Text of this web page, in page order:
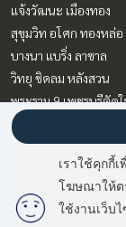
แจ้งวัฒนะ เมืองทอง
สุขุมวิท อโศก ทองหล่อ
บางนา แบริ่ง ลาซาล
วิทยุ ชิดลม หลังสวน
พระราม 9 เพชรบุรีตัดใ
อ่อนนุช อุดมสุข
คลองเตย กล้วยน้ำไท
บางซื่อ วงศ์สว่าง เตาปู
รัชดา ห้วยขวาง
เราใช้คุกกี้
โฆษณาให้ต
ใช้งานเว็บ